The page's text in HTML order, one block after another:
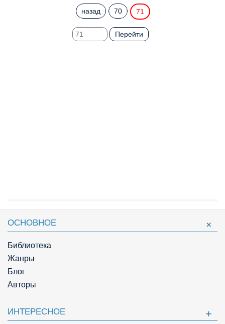
назад 70 71
Перейти
ОСНОВНОЕ
Библиотека
Жанры
Блог
Авторы
ИНТЕРЕСНОЕ